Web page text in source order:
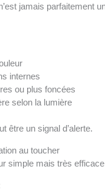
jamais parfaitement
internes
ou plus foncées
selon la lumière
être un signal d’alerte.
au toucher
simple mais très